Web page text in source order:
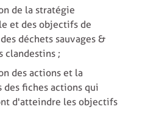
de la stratégie
et des objectifs de
déchets sauvages &
clandestins ;
des actions et la
des fiches actions qui
d'atteindre les objectifs